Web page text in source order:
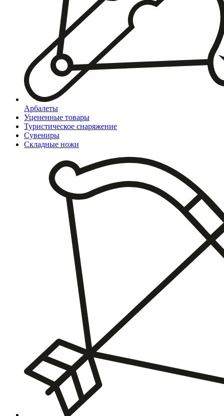
Арбалеты
Уцененные товары
Туристическое снаряжение
Сувениры
Складные ножи